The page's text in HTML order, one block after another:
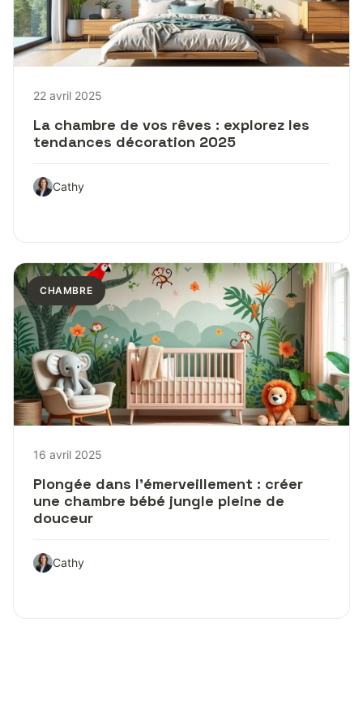
22 avril 2025
La chambre de vos rêves : explorez les
tendances décoration 2025
Cathy
CHAMBRE
16 avril 2025
Plongée dans l’émerveillement : créer
une chambre bébé jungle pleine de
douceur
Cathy